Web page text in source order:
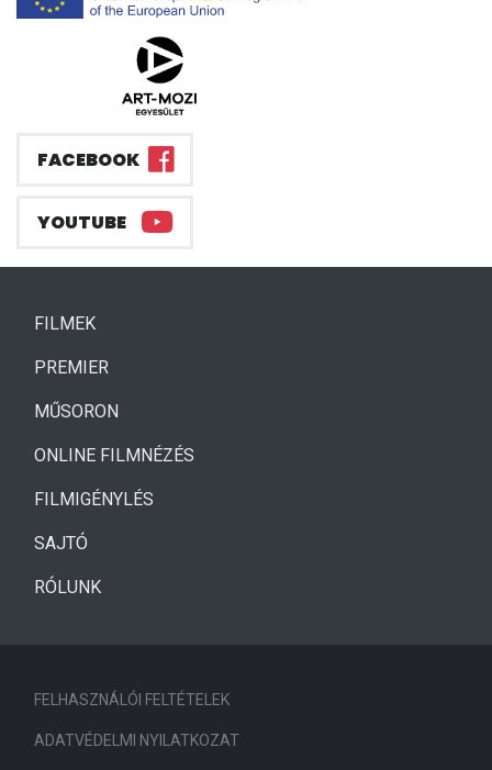
FACEBOOK
YOUTUBE
FILMEK(CURRENT)
PREMIER
MŰSORON
ONLINE FILMNÉZÉS
FILMIGÉNYLÉS
SAJTÓ
RÓLUNK
FELHASZNÁLÓI FELTÉTELEK
ADATVÉDELMI NYILATKOZAT